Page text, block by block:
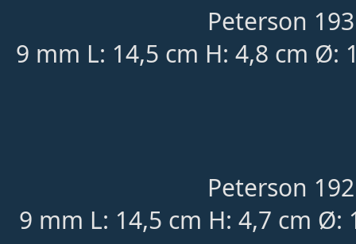
Peterson
9 mm L: 14,5 cm H: 4,8 cm Ø:
Peterson
9 mm L: 14,5 cm H: 4,7 cm Ø: